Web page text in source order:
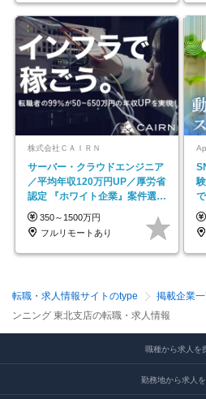
株式会社ＣＡＩＲＮ
サーバー・クラウドエンジニア
／平均年収120万円UP／厚労省
認定 『ホワイト企業』案件選択
制度／年休129日
350～1500万円
フルリモートあり
転職・求人情報サイトのtype 掲載企業
ンニング 東北支店の転職・求人情報
職種から求人を
勤務地から求人